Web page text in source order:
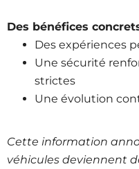
Des bénéfices
Des expériences
Une sécurité
strictes
Une évolution
Cette information
véhicules deviennent